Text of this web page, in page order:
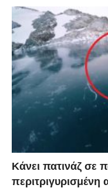
Κάνει πατινάζ σε
περιτριγυρισμένη